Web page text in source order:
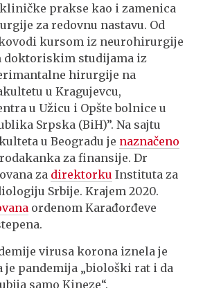
prakse kao i zamenica
za redovnu nastavu. Od
kursom iz neurohirurgije
doktoriskim studijama iz
hirurgije na
u Kragujevcu,
u Užicu i Opšte bolnice u
Srpska (BiH)”. Na sajtu
u Beogradu je naznačeno
za finansije. Dr
za direktorku Instituta za
Srbije. Krajem 2020.
ordenom Karađorđeve
virusa korona iznela je
je pandemija „biološki rat i da
samo Kineze“.